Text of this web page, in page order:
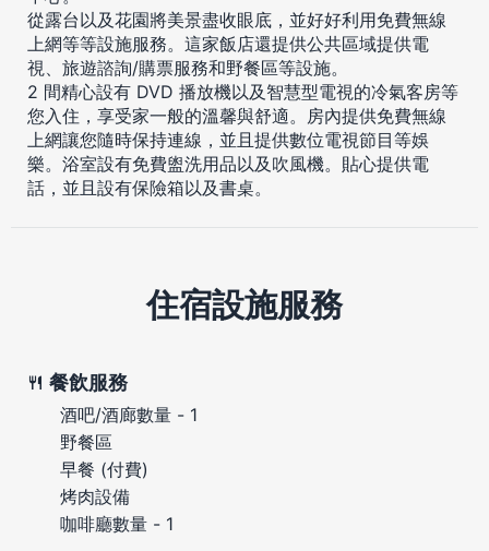
從露台以及花園將美景盡收眼底，並好好利用免費無線
上網等等設施服務。這家飯店還提供公共區域提供電
視、旅遊諮詢/購票服務和野餐區等設施。
2 間精心設有 DVD 播放機以及智慧型電視的冷氣客房等
您入住，享受家一般的溫馨與舒適。房內提供免費無線
上網讓您隨時保持連線，並且提供數位電視節目等娛
樂。浴室設有免費盥洗用品以及吹風機。貼心提供電
話，並且設有保險箱以及書桌。
住宿設施服務
餐飲服務
酒吧/酒廊數量 - 1
野餐區
早餐 (付費)
烤肉設備
咖啡廳數量 - 1